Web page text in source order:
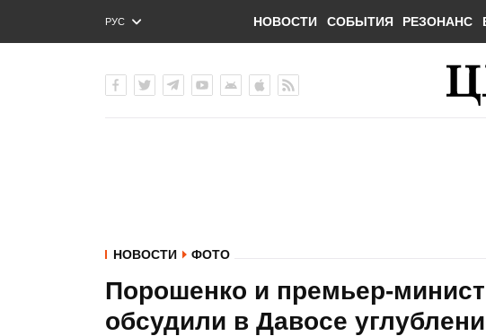
РУС
ENG
НОВОСТИ СОБЫТИЯ РЕЗОНАНС
НОВОСТИ ФОТО
Порошенко и премьер-
обсудили в Давосе